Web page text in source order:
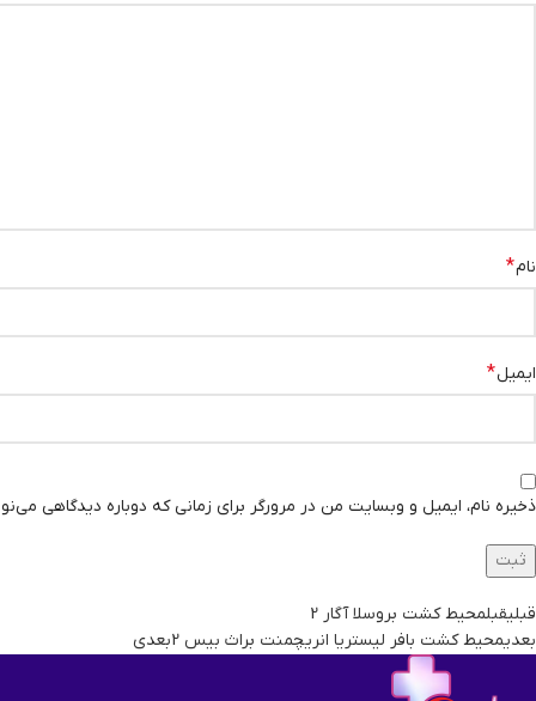
نام*
ایمیل*
ذخیره نام، ایمیل و وبسایت من در مرورگر برای زمانی که دوباره دیدگاهی
قبلیقبلمحیط کشت بروسلا آگار 2
بعدیمحیط کشت بافر لیستریا انریچمنت براث بیس 2 بعدی